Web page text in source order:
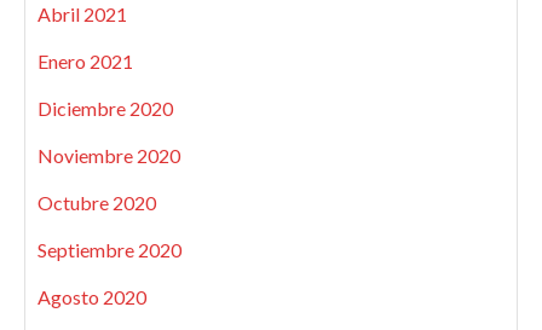
Abril 2021
Enero 2021
Diciembre 2020
Noviembre 2020
Octubre 2020
Septiembre 2020
Agosto 2020